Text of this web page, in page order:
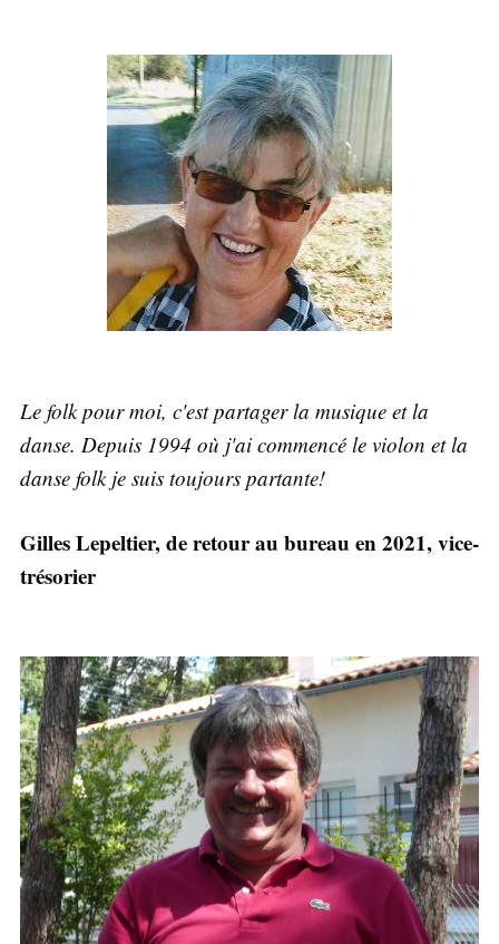
Le folk pour moi, c'est partager la musique et la
danse. Depuis 1994 où j'ai commencé le violon et la
danse folk je suis toujours partante!
Gilles Lepeltier, de retour au bureau en 2021, vice-
trésorier